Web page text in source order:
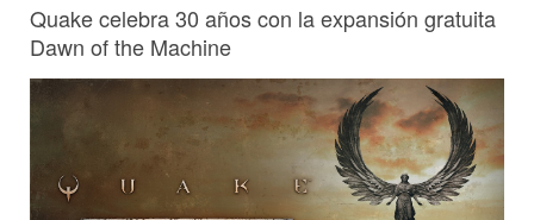
Quake celebra 30 años con la expansión gratuita
Dawn of the Machine